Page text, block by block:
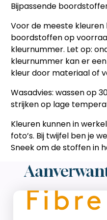
Bijpassende
Voor de meeste
boordstoffen op
kleurnummer. Let op:
kleurnummer kan er
kleur door materiaal of
Wasadvies: wassen op
strijken op lage
Kleuren kunnen in
foto’s. Bij twijfel ben je
Sneek om de stoffen in